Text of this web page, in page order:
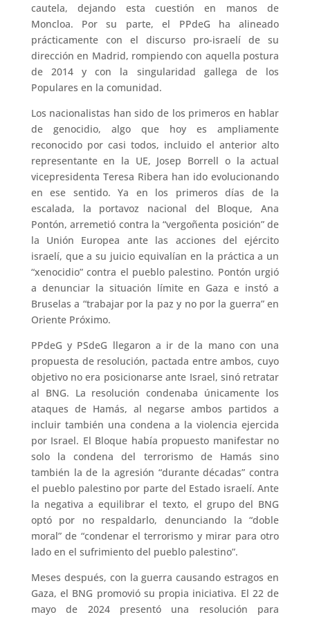
cautela, dejando esta cuestión en manos de
Moncloa. Por su parte, el PPdeG ha alineado
prácticamente con el discurso pro-israelí de su
dirección en Madrid, rompiendo con aquella postura
de 2014 y con la singularidad gallega de los
Populares en la comunidad.
Los nacionalistas han sido de los primeros en hablar
de genocidio, algo que hoy es ampliamente
reconocido por casi todos, incluido el anterior alto
representante en la UE, Josep Borrell o la actual
vicepresidenta Teresa Ribera han ido evolucionando
en ese sentido. Ya en los primeros días de la
escalada, la portavoz nacional del Bloque, Ana
Pontón, arremetió contra la “vergoñenta posición” de
la Unión Europea ante las acciones del ejército
israelí, que a su juicio equivalían en la práctica a un
“xenocidio” contra el pueblo palestino. Pontón urgió
a denunciar la situación límite en Gaza e instó a
Bruselas a “trabajar por la paz y no por la guerra” en
Oriente Próximo.
PPdeG y PSdeG llegaron a ir de la mano con una
propuesta de resolución, pactada entre ambos, cuyo
objetivo no era posicionarse ante Israel, sinó retratar
al BNG. La resolución condenaba únicamente los
ataques de Hamás, al negarse ambos partidos a
incluir también una condena a la violencia ejercida
por Israel. El Bloque había propuesto manifestar no
solo la condena del terrorismo de Hamás sino
también la de la agresión “durante décadas” contra
el pueblo palestino por parte del Estado israelí. Ante
la negativa a equilibrar el texto, el grupo del BNG
optó por no respaldarlo, denunciando la “doble
moral” de “condenar el terrorismo y mirar para otro
lado en el sufrimiento del pueblo palestino”.
Meses después, con la guerra causando estragos en
Gaza, el BNG promovió su propia iniciativa. El 22 de
mayo de 2024 presentó una resolución para